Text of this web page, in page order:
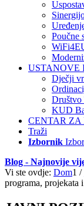
Poučne
USTANOVE
Dječji
Društvo
KUD
CENTAR ZA
Traži
Izbornik
Blog - Najnovije
Vi ste ovdje: Dom1 /
programa, projekata